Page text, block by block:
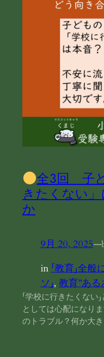
全３回 子
きたくない
か
9月 20, 2025—
in「教育」全
ソ」, 教育”ある
「学校に行きたくない
としては心配になり
のトラブル？何か大